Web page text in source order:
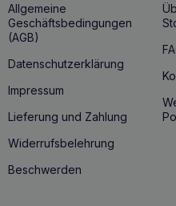
Trägt zur gesunden
Welpen bei
Wann sollten Sie mit
GAMEDOG AniFlexi+
der Gelenke beginnen?
Der Beginn der Anwendung
500g Gelenk
empfohlen, insbesondere
Gelenke und der
Allgemeine
Geschäftsbedingungen
(AGB)
Datenschutzerklärung
Impressum
Lieferung und Zahlung
Widerrufsbelehrung
Beschwerden